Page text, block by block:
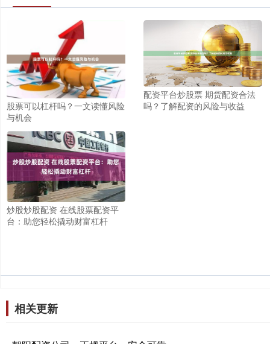
股票可以杠杆吗？一文读懂风险
与机会
配资平台炒股票 期货配资合法
吗？了解配资的风险与收益
炒股炒股配资 在线股票配资平
台：助您轻松撬动财富杠杆
相关更新